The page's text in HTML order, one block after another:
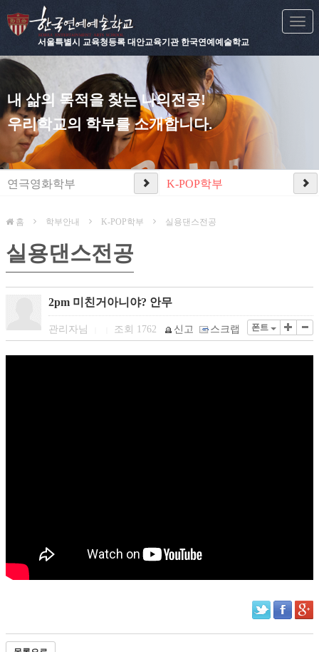
서울특별시 교육청등록 대안교육기관 한국연예예술학교
내 삶의 목적을 찾는 나의전공!
우리학교의 학부를 소개합니다.
연극영화학부 K-POP학부
홈 학부안내 K-POP학부 실용댄스전공
실용댄스전공
2pm 미친거아니야? 안무
관리자님 조회 1762 폰트
신고 스크랩